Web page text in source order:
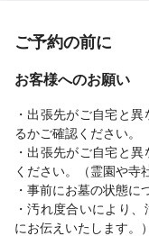
ご予約の前に
お客様へのお願い
・出張先がご自宅と
るかご確認ください。
・出張先がご自宅と
ください。（霊園や寺
・事前にお墓の状態に
・汚れ度合いにより
にお伝えいたします。）